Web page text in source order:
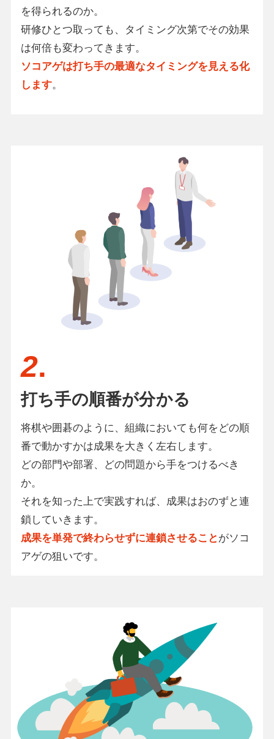
を得られるのか。
研修ひとつ取っても、タイミング次第でその効果
は何倍も変わってきます。
ソコアゲは打ち手の最適なタイミングを見える化
します。
2.
打ち手の順番が分かる
将棋や囲碁のように、組織においても何をどの順
番で動かすかは成果を大きく左右します。
どの部門や部署、どの問題から手をつけるべき
か。
それを知った上で実践すれば、成果はおのずと連
鎖していきます。
成果を単発で終わらせずに連鎖させることがソコ
アゲの狙いです。